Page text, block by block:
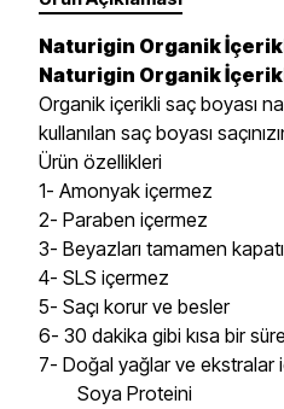
Naturigin Organik İçerikli
Naturigin Organik İçerikli
Organik içerikli saç boyası
kullanılan saç boyası
Ürün özellikleri
1- Amonyak içermez
2- Paraben içermez
3- Beyazları tamamen
4- SLS içermez
5- Saçı korur ve besler
6- 30 dakika gibi kısa bir
7- Doğal yağlar ve ekstralar
Soya Proteini